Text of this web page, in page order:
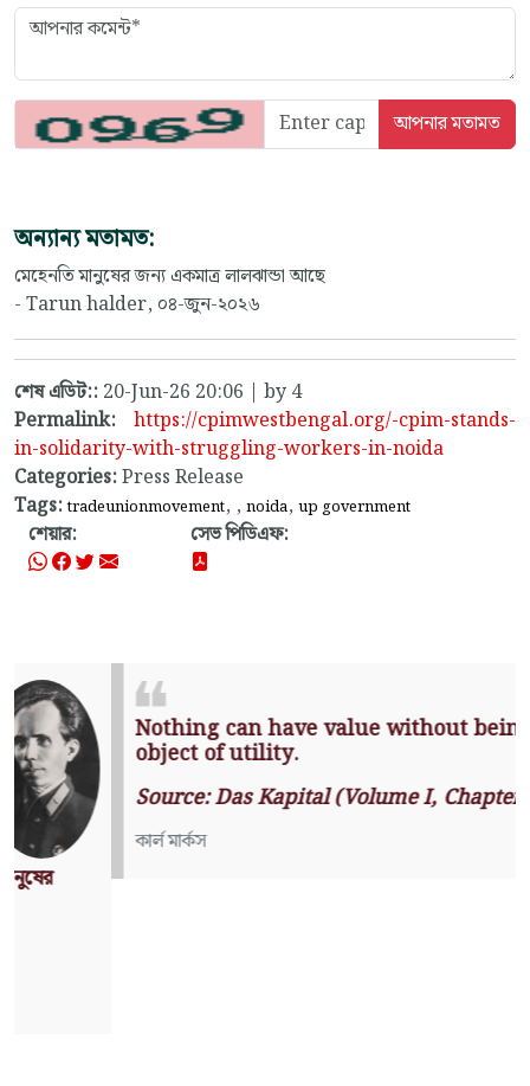
অন্যান্য মতামত:
মেহেনতি মানুষের জন্য একমাত্র লালঝান্ডা আছে
- Tarun halder, ০৪-জুন-২০২৬
শেষ এডিট:: 20-Jun-26 20:06 | by 4
Permalink: https://cpimwestbengal.org/-cpim-stands-
in-solidarity-with-struggling-workers-in-noida
Categories:Press Release
Tags: tradeunionmovement, , noida, up government
শেয়ার: সেভ পিডিএফ:
Nothing can have value without
being an object of utility.
Source: Das Kapital (Volume I,
Chapter 1)
কার্ল মার্কস